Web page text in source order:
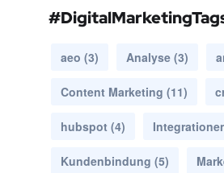
aeo (3) Analyse (3)
Content Marketing (11)
hubspot (4)
Kundenbindung (5)